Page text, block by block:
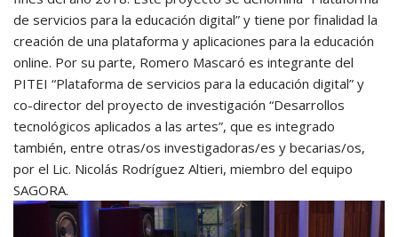
de servicios para la educación digital” y tiene por finalidad la
creación de una plataforma y aplicaciones para la educación
online. Por su parte, Romero Mascaró es integrante del
PITEI “Plataforma de servicios para la educación digital” y
co-director del proyecto de investigación “Desarrollos
tecnológicos aplicados a las artes”, que es integrado
también, entre otras/os investigadoras/es y becarias/os,
por el Lic. Nicolás Rodríguez Altieri, miembro del equipo
SAGORA.